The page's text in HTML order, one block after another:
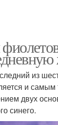
из
и
двух
синего.